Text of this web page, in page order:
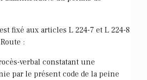
fixé aux articles L 224-7 et L 224-8
:
verbal constatant une
par le présent code de la peine